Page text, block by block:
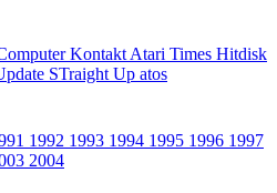
Kontakt Atari Times Hitdisk
STraight Up atos
1992 1993 1994 1995 1996 1997
2004